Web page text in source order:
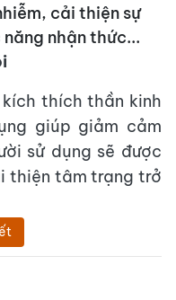
cải thiện sự
nhận thức...
thích thần kinh
giúp giảm cảm
sử dụng sẽ được
thiện tâm trạng trở